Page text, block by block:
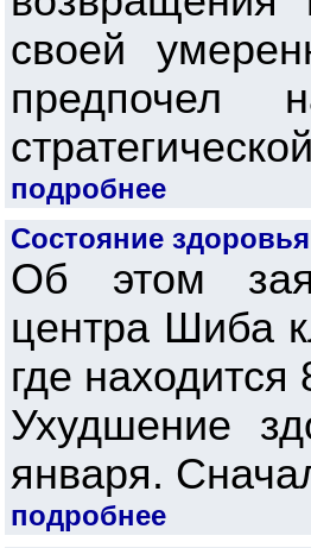
своей
предпочел
подробнее
Состояние
Об этом
центра Шиба
где
Ухудшение
января.
подробнее